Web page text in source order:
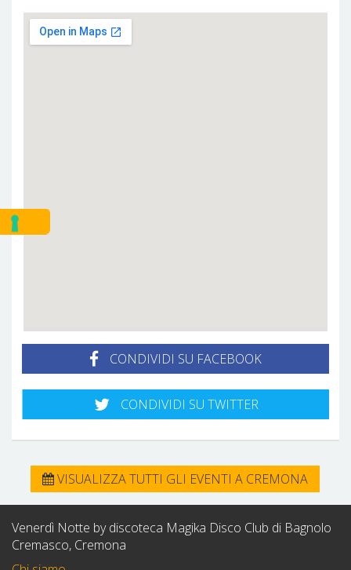
CONDIVIDI SU FACEBOOK
CONDIVIDI SU TWITTER
VISUALIZZA TUTTI GLI EVENTI A CREMONA
Venerdì Notte by discoteca Magika Disco Club di Bagnolo
Cremasco, Cremona